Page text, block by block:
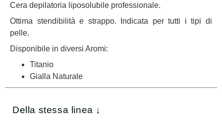
Cera depilatoria liposolubile professionale.
Ottima stendibilità e strappo. Indicata per tutti i tipi di
pelle.
Disponibile in diversi Aromi:
Titanio
Gialla Naturale
Della stessa linea ↓